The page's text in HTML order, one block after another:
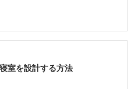
室を設計する方法